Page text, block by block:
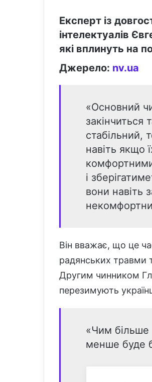
Експерт із
інтелектуалів
які вплинуть на
Джерело: nv.ua
«Основний
стабільний,
навіть якщо
і
вони навіть
Він вважає, що це
радянських травми
Другим чинником
перезимують
«Чим більше
менше буде